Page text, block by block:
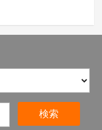
検索